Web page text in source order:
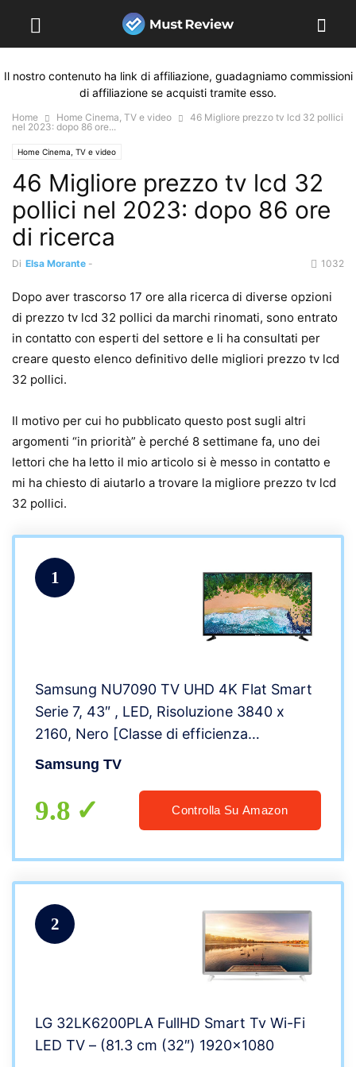
Il nostro contenuto ha link di affiliazione, guadagniamo commissioni
di affiliazione se acquisti tramite esso.
Home Home Cinema, TV e video
46 Migliore prezzo tv lcd 32 pollici
nel 2023: dopo 86 ore...
Home Cinema, TV e video
46 Migliore prezzo tv lcd 32
pollici nel 2023: dopo 86 ore
di ricerca
Di Elsa Morante - 1032
Dopo aver trascorso 17 ore alla ricerca di diverse opzioni
di prezzo tv lcd 32 pollici da marchi rinomati, sono entrato
in contatto con esperti del settore e li ha consultati per
creare questo elenco definitivo delle migliori prezzo tv lcd
32 pollici.
Il motivo per cui ho pubblicato questo post sugli altri
argomenti “in priorità” è perché 8 settimane fa, uno dei
lettori che ha letto il mio articolo si è messo in contatto e
mi ha chiesto di aiutarlo a trovare la migliore prezzo tv lcd
32 pollici.
1
Samsung NU7090 TV UHD 4K Flat Smart
Serie 7, 43″ , LED, Risoluzione 3840 x
2160, Nero [Classe di efficienza
energetica A]
Samsung TV
9.8 Controlla Su Amazon
2
LG 32LK6200PLA FullHD Smart Tv Wi-Fi
LED TV – (81.3 cm (32″) 1920×1080